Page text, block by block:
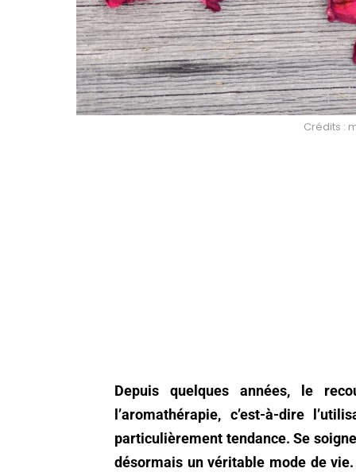
Crédits :
Depuis quelques années, le
l’aromathérapie, c’est-à-dire
particulièrement tendance. Se
désormais un véritable mode de